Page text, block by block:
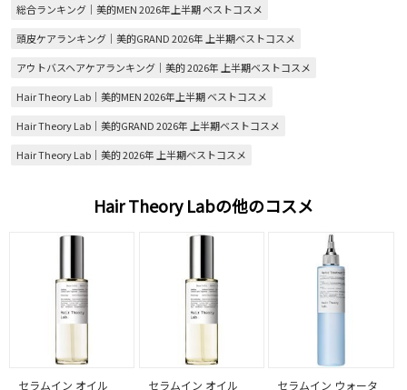
総合ランキング｜美的MEN 2026年上半期 ベストコスメ
頭皮ケアランキング｜美的GRAND 2026年 上半期ベストコスメ
アウトバスヘアケアランキング｜美的 2026年 上半期ベストコスメ
Hair Theory Lab｜美的MEN 2026年上半期 ベストコスメ
Hair Theory Lab｜美的GRAND 2026年 上半期ベストコスメ
Hair Theory Lab｜美的 2026年 上半期ベストコスメ
Hair Theory Labの他のコスメ
セラムイン オイル セラムイン オイル
セラムイン ウォータ